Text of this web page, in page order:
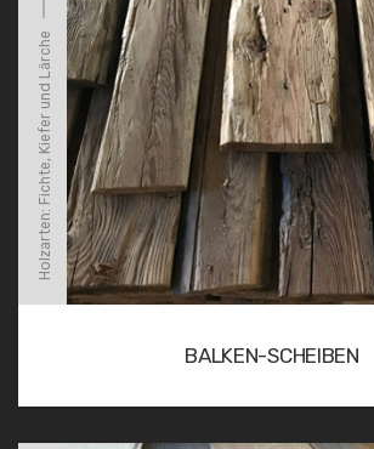
Holzarten: Fichte, Kiefer und Lärche
BALKEN-SCHEIBEN